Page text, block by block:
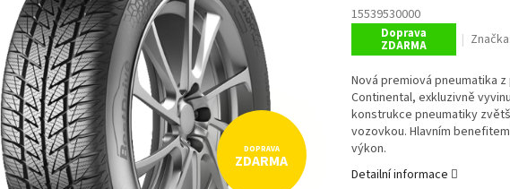
ZDARMA
15539530000
Doprava
ZDARMA
Nová premiová pneumatika
Continental, exkluzivně
konstrukce pneumatiky
vozovkou. Hlavním
výkon.
Detailní informace